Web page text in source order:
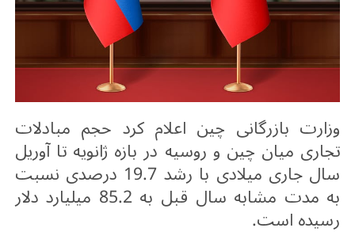
وزارت بازرگانی چین اعلام کرد حجم مبادلات
تجاری میان چین و روسیه در بازه ژانویه تا آوریل
سال جاری میلادی با رشد 19.7 درصدی نسبت
به مدت مشابه سال قبل به 85.2 میلیارد دلار
رسیده است.